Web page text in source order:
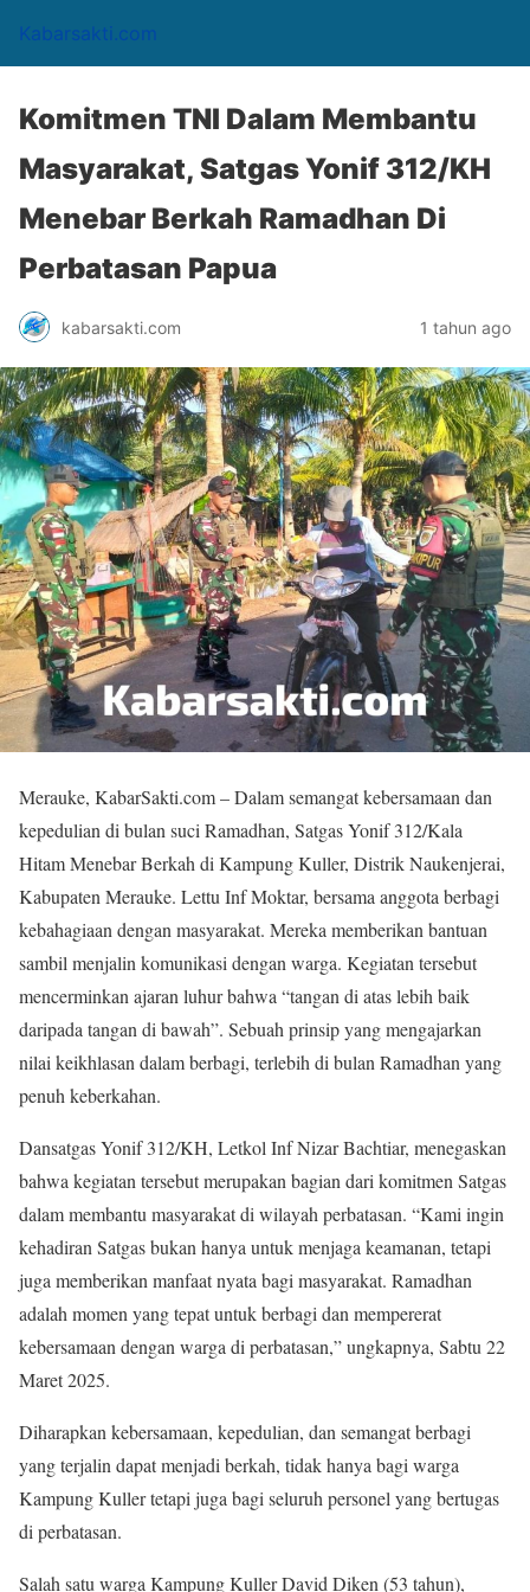
Kabarsakti.com
Komitmen TNI Dalam Membantu
Masyarakat, Satgas Yonif 312/KH
Menebar Berkah Ramadhan Di
Perbatasan Papua
kabarsakti.com 1 tahun ago
Merauke, KabarSakti.com – Dalam semangat kebersamaan dan
kepedulian di bulan suci Ramadhan, Satgas Yonif 312/Kala
Hitam Menebar Berkah di Kampung Kuller, Distrik Naukenjerai,
Kabupaten Merauke. Lettu Inf Moktar, bersama anggota berbagi
kebahagiaan dengan masyarakat. Mereka memberikan bantuan
sambil menjalin komunikasi dengan warga. Kegiatan tersebut
mencerminkan ajaran luhur bahwa “tangan di atas lebih baik
daripada tangan di bawah”. Sebuah prinsip yang mengajarkan
nilai keikhlasan dalam berbagi, terlebih di bulan Ramadhan yang
penuh keberkahan.
Dansatgas Yonif 312/KH, Letkol Inf Nizar Bachtiar, menegaskan
bahwa kegiatan tersebut merupakan bagian dari komitmen Satgas
dalam membantu masyarakat di wilayah perbatasan. “Kami ingin
kehadiran Satgas bukan hanya untuk menjaga keamanan, tetapi
juga memberikan manfaat nyata bagi masyarakat. Ramadhan
adalah momen yang tepat untuk berbagi dan mempererat
kebersamaan dengan warga di perbatasan,” ungkapnya, Sabtu 22
Maret 2025.
Diharapkan kebersamaan, kepedulian, dan semangat berbagi
yang terjalin dapat menjadi berkah, tidak hanya bagi warga
Kampung Kuller tetapi juga bagi seluruh personel yang bertugas
di perbatasan.
Salah satu warga Kampung Kuller David Diken (53 tahun),